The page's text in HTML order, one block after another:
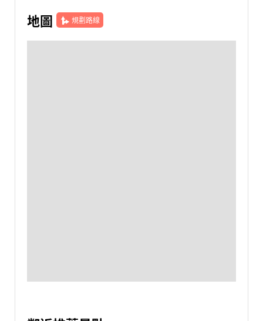
地圖 規劃路線